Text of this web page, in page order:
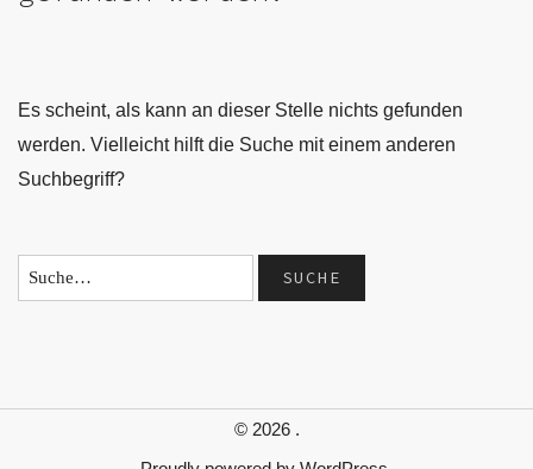
Es scheint, als kann an dieser Stelle nichts gefunden
werden. Vielleicht hilft die Suche mit einem anderen
Suchbegriff?
© 2026 .